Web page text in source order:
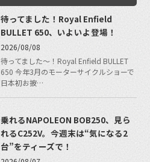
待ってました！Royal Enfield
BULLET 650、いよいよ登場！
2026/08/08
待ってました〜！Royal Enfield BULLET
650 今年3月のモーターサイクルショーで
日本初お披…
乗れるNAPOLEON BOB250、見ら
れるC252V。今週末は“気になる2
台”をティーズで！